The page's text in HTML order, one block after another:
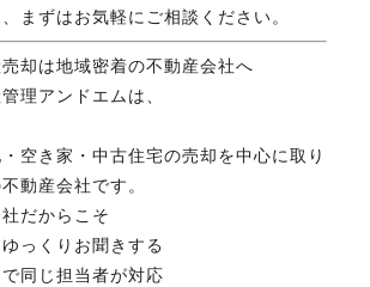
まずはお気軽にご相談ください。
却は地域密着の不動産会社へ
理アンドエムは、
空き家・中古住宅の売却を中心に取り
動産会社です。
だからこそ
っくりお聞きする
同じ担当者が対応